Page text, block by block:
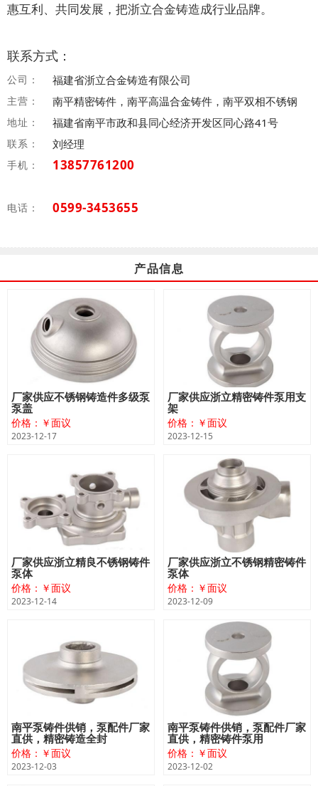
惠互利、共同发展，把浙立合金铸造成行业品牌。
联系方式：
公司： 福建省浙立合金铸造有限公司
主营： 南平精密铸件，南平高温合金铸件，南平双相不锈钢
地址： 福建省南平市政和县同心经济开发区同心路41号
联系： 刘经理
手机： 13857761200
电话： 0599-3453655
产品信息
厂家供应不锈钢铸造件多级泵
泵盖
价格：￥面议
2023-12-17
厂家供应浙立精密铸件泵用支
架
价格：￥面议
2023-12-15
厂家供应浙立精良不锈钢铸件
泵体
价格：￥面议
2023-12-14
厂家供应浙立不锈钢精密铸件
泵体
价格：￥面议
2023-12-09
南平泵铸件供销，泵配件厂家
直供，精密铸造全封
价格：￥面议
2023-12-03
南平泵铸件供销，泵配件厂家
直供，精密铸件泵用
价格：￥面议
2023-12-02